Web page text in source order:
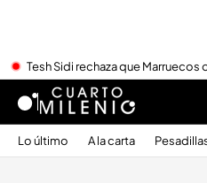
Tesh Sidi rechaza que
Lo último A la carta